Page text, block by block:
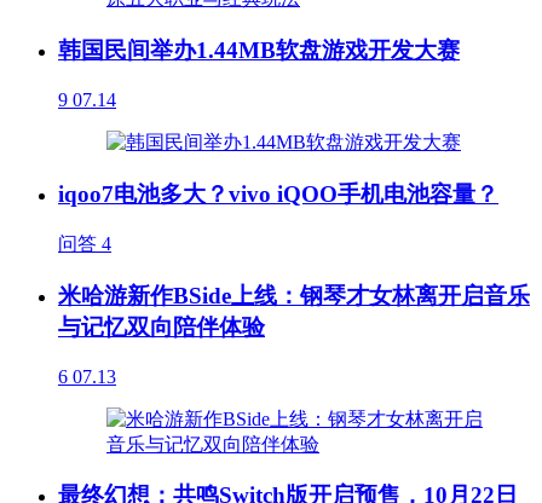
韩国民间举办1.44MB软盘游戏开发大赛
9 07.14
iqoo7电池多大？vivo iQOO手机电池容量？
问答 4
米哈游新作BSide上线：钢琴才女林离开启音乐
与记忆双向陪伴体验
6 07.13
最终幻想：共鸣Switch版开启预售，10月22日